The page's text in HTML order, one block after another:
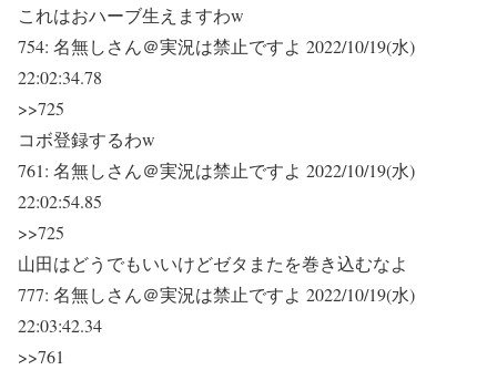
これはおハーブ生えますわw
754: 名無しさん＠実況は禁止ですよ 2022/10/19(水)
22:02:34.78
>>725
コボ登録するわw
761: 名無しさん＠実況は禁止ですよ 2022/10/19(水)
22:02:54.85
>>725
山田はどうでもいいけどゼタまたを巻き込むなよ
777: 名無しさん＠実況は禁止ですよ 2022/10/19(水)
22:03:42.34
>>761